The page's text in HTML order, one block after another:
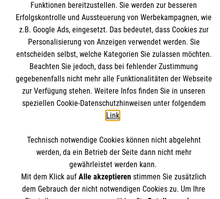
Augenkrankheiten im Alter
Themenübersicht Über dieses Magazin
Kontakt Impressum
Datenschutz Malteser.de
Funktionen bereitzustellen. Sie werden zur besseren
Erfolgskontrolle und Aussteuerung von Werbekampagnen, wie
z.B. Google Ads, eingesetzt. Das bedeutet, dass Cookies zur
Personalisierung von Anzeigen verwendet werden. Sie
entscheiden selbst, welche Kategorien Sie zulassen möchten.
Beachten Sie jedoch, dass bei fehlender Zustimmung
gegebenenfalls nicht mehr alle Funktionalitäten der Webseite
zur Verfügung stehen. Weitere Infos finden Sie in unseren
speziellen Cookie-Datenschutzhinweisen unter folgendem
Link
Technisch notwendige Cookies können nicht abgelehnt
werden, da ein Betrieb der Seite dann nicht mehr
gewährleistet werden kann.
Mit dem Klick auf Alle akzeptieren stimmen Sie zusätzlich
dem Gebrauch der nicht notwendigen Cookies zu. Um Ihre